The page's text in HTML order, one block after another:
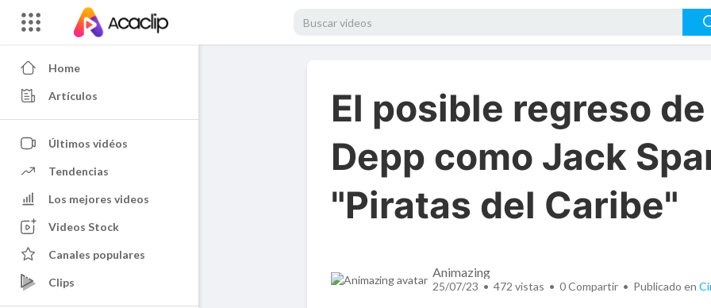
El posible regreso
Depp como Jack
"Piratas del Caribe"
Animazing
25/07/23 • 472 vistas • 0Compartir • Publicado en
Home
Artículos
Últimos vidéos
Tendencias
Los mejores videos
Videos Stock
Canales populares
Clips